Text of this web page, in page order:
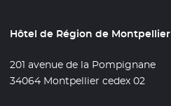
Hôtel de Région de Montpellier
201 avenue de la Pompignane
34064 Montpellier cedex 02